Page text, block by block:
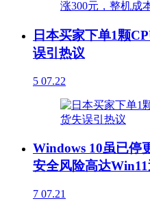
日本买家下单1颗
误引热议
5 07.22
Windows 10虽已停
安全风险高达
7 07.21